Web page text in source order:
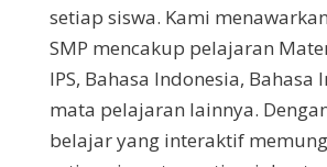
setiap siswa. Kami
SMP mencakup pelajaran
IPS, Bahasa Indonesia, Bahasa
mata pelajaran lainnya.
belajar yang interaktif